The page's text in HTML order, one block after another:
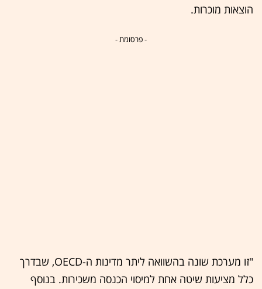
הוצאות מוכרות.
- פרסומת -
"זו מערכת שונה בהשוואה ליתר מדינות ה-OECD, שבדרך
כלל מציעות שיטה אחת למיסוי הכנסה משכירות. בנוסף